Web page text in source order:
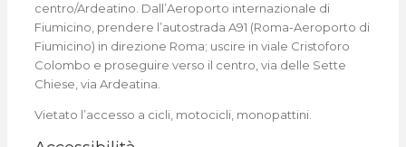
centro/Ardeatino. Dall’Aeroporto internazionale di
Fiumicino, prendere l’autostrada A91 (Roma-Aeroporto di
Fiumicino) in direzione Roma; uscire in viale Cristoforo
Colombo e proseguire verso il centro, via delle Sette
Chiese, via Ardeatina.
Vietato l’accesso a cicli, motocicli, monopattini.